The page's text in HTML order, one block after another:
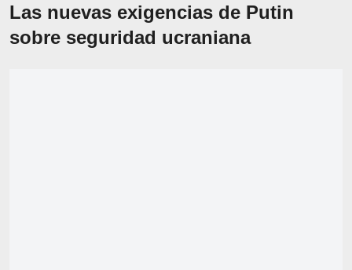
Las nuevas exigencias de Putin
sobre seguridad ucraniana